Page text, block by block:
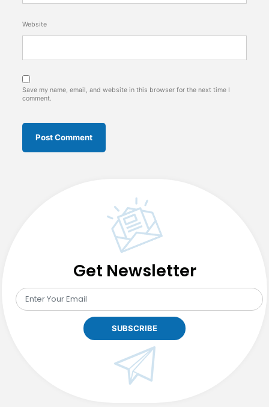
Website
Save my name, email, and website in this browser for the next time I
comment.
Get Newsletter